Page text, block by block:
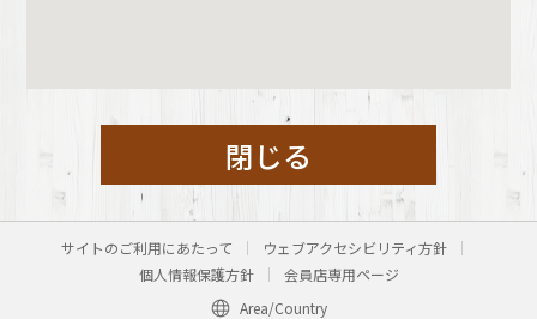
閉じる
サイトのご利用にあたって
ウェブアクセシビリティ方針
個人情報保護方針
会員店専用ページ
Area/Country